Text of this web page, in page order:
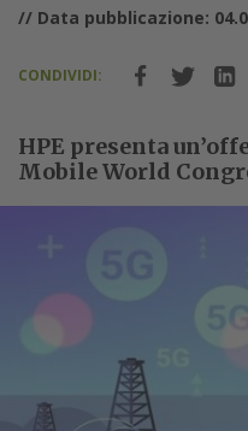
// Data pubblicazione:
CONDIVIDI:
HPE presenta
Mobile World